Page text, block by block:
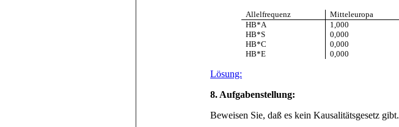
Allelfrequenz Mitteleuropa
HB*A
1,000
HB*S
0,000
HB*C
0,000
HB*E
0,000
Lösung:
8. Aufgabenstellung:
Beweisen Sie, daß es kein Kausalitätsgesetz gibt.